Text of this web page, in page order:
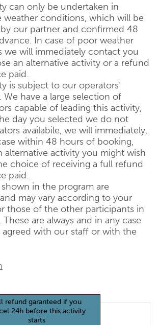
can only be undertaken in
weather conditions, which will be
our partner and confirmed 48
In case of poor weather
we will immediately contact you
an alternative activity or a refund
paid.
is subject to our operators‘
We have a large selection of
capable of leading this activity,
day you selected we do not
availabile, we will immediately,
within 48 hours of booking,
alternative activity you might wish
choice of receiving a full refund
paid.
in the program are
may vary according to your
those of the other participants in
are always and in any case
agreed with our staff or with the
refund garanteed if you
24h before this activity
starts